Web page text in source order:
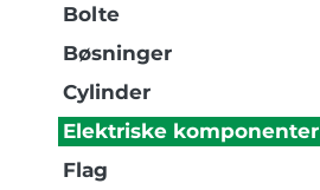
Bolte
Bøsninger
Cylinder
Elektriske komponenter
Flag